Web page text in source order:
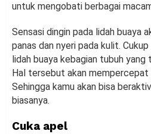
untuk mengobati berbagai
Sensasi dingin pada lidah buaya
panas dan nyeri pada kulit.
lidah buaya kebagian tubuh
Hal tersebut akan mempercepat
Sehingga kamu akan bisa
biasanya.
Cuka apel